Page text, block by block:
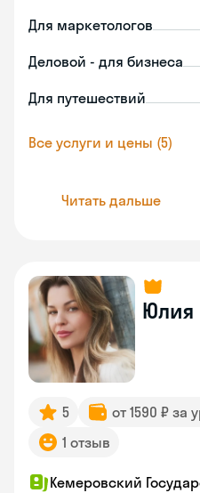
Для маркетологов
Деловой - для бизнеса
Для путешествий
Все услуги и цены (5)
Читать дальше
Юлия
5 от 1590 ₽ за
1 отзыв
Кемеровский